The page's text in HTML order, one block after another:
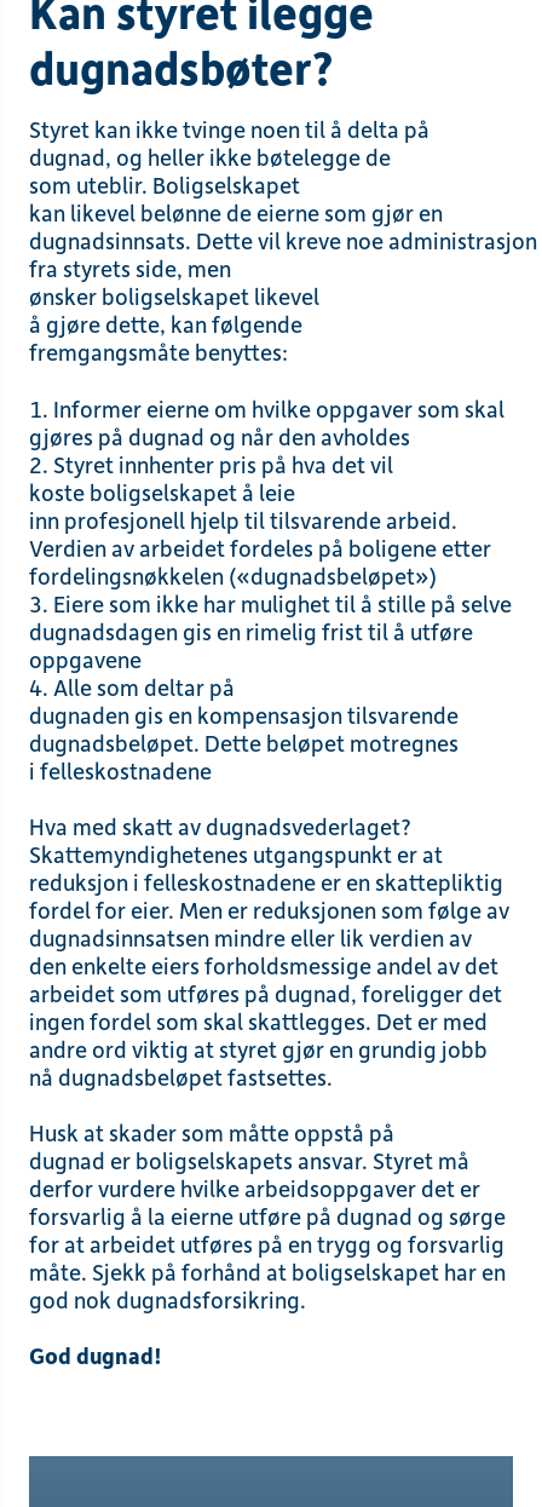
dugnadsbøter?
Styret kan ikke tvinge noentil å delta på
dugnad, og heller ikke bøtelegge de
som uteblir. Boligselskapet
kan likevel belønne de eiernesom gjør en
dugnadsinnsats. Dettevil kreve noeadministrasjon
fra styrets side, men
ønsker boligselskapet likevel
å gjøre dette, kanfølgende
fremgangsmåte benyttes:
Informer eierne om hvilke oppgaver som skal
gjøres på dugnad og når den avholdes
Styret innhenter pris på hva det vil
koste boligselskapetå leie
inn profesjonell hjelp til tilsvarende arbeid.
Verdien av arbeidet fordeles på boligene etter
fordelingsnøkkelen («dugnadsbeløpet»)
Eieresom ikke har mulighet til å stille på selve
dugnadsdagen gis en rimelig frist til å utføre
oppgavene
Allesom deltar på
dugnaden gis en kompensasjon tilsvarende
dugnadsbeløpet. Dette beløpet motregnes
i felleskostnadene
Hva med skatt av dugnadsvederlaget?
Skattemyndighetenes utgangspunkt erat
reduksjon i felleskostnadene er en skattepliktig
fordel for eier. Men er reduksjonen som følge av
dugnadsinnsatsen mindre eller lik verdien av
den enkelte eiers forholdsmessige andel av det
arbeidet som utføres på dugnad, foreligger det
ingen fordel som skal skattlegges. Det er med
andre ord viktig at styret gjør en grundig jobb
nå dugnadsbeløpet fastsettes.
Husk at skader som måtte oppstå på
dugnad er boligselskapets ansvar. Styret må
derforvurdere hvilkearbeidsoppgaver det er
forsvarlig å la eierne utføre på dugnad og sørge
foratarbeidet utføres på entrygg og forsvarlig
måte. Sjekk på forhånd at boligselskapet har en
god nok dugnadsforsikring.
God dugnad!